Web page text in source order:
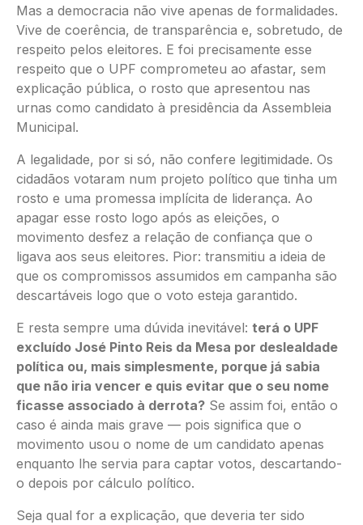
Mas a democracia não vive apenas de formalidades.
Vive de coerência, de transparência e, sobretudo, de
respeito pelos eleitores. E foi precisamente esse
respeito que o UPF comprometeu ao afastar, sem
explicação pública, o rosto que apresentou nas
urnas como candidato à presidência da Assembleia
Municipal.
A legalidade, por si só, não confere legitimidade. Os
cidadãos votaram num projeto político que tinha um
rosto e uma promessa implícita de liderança. Ao
apagar esse rosto logo após as eleições, o
movimento desfez a relação de confiança que o
ligava aos seus eleitores. Pior: transmitiu a ideia de
que os compromissos assumidos em campanha são
descartáveis logo que o voto esteja garantido.
E resta sempre uma dúvida inevitável: terá o UPF
excluído José Pinto Reis da Mesa por deslealdade
política ou, mais simplesmente, porque já sabia
que não iria vencer e quis evitar que o seu nome
ficasse associado à derrota? Se assim foi, então o
caso é ainda mais grave — pois significa que o
movimento usou o nome de um candidato apenas
enquanto lhe servia para captar votos, descartando-
o depois por cálculo político.
Seja qual for a explicação, que deveria ter sido